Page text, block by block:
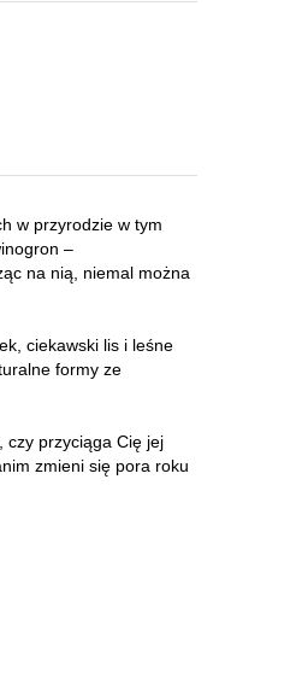
w przyrodzie w tym
–
na nią, niemal można
ciekawski lis i leśne
formy ze
czy przyciąga Cię jej
zmieni się pora roku